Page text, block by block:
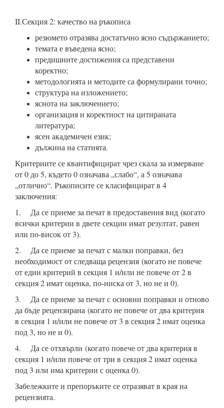
II.Секция 2: качество на ръкописа
резюмето отразява достатъчно ясно съдържанието;
темата е въведена ясно;
предишните достижения са представени
коректно;
методологията и методите са формулирани точно;
структура на изложението;
яснота на заключението;
организация и коректност на цитираната
литература;
ясен академичен език;
дължина на статията.
Критериите се квантифицират чрез скала за измерване
от 0 до 5, където 0 означава „слабо“, а 5 означава
„отлично“. Ръкописите се класифицират в 4
заключения:
1. Да се приеме за печат в предоставения вид (когато
всички критерии в двете секции имат резултат, равен
или по-висок от 3).
2. Да се приеме за печат с малки поправки, без
необходимост от следваща рецензия (когато не повече
от един критерий в секция 1 и/или не повече от 2 в
секция 2 имат оценка, по-ниска от 3, но не и 0).
3. Да се приеме за печат с основни поправки и отново
да бъде рецензирана (когато не повече от два критерия
в секция 1 и/или не повече от 3 в секция 2 имат оценка
под 3, но не и 0).
4. Да се отхвърли (когато повече от два критерия в
секция 1 и/или повече от три в секция 2 имат оценка
под 3 или има критерии с оценка 0).
Забележките и препоръките се отразяват в края на
рецензията.